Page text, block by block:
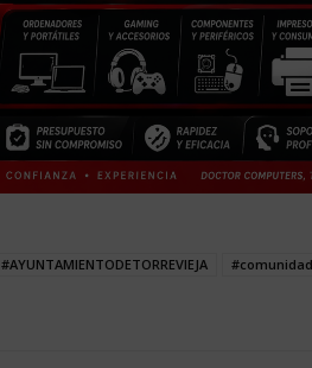
#AYUNTAMIENTODETORREVIEJA